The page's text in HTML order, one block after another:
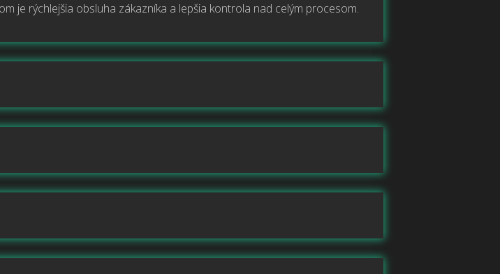
je rýchlejšia obsluha zákazníka a lepšia kontrola nad celým procesom.